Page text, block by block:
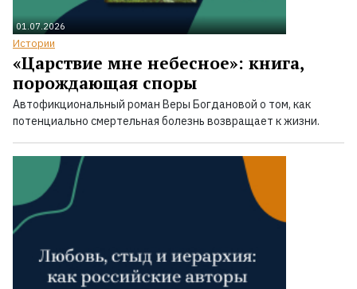
01.07.2026
Истории
«Царствие мне небесное»: книга,
порождающая споры
Автофикциональный роман Веры Богдановой о том, как
потенциально смертельная болезнь возвращает к жизни.